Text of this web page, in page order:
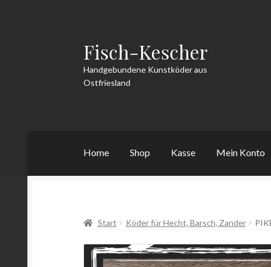
Zur
Navigation
springen
Zum
Inhalt
springen
Fisch-Kescher
Handgebundene Kunstköder aus
Ostfriesland
Home Shop Kasse Mein Konto
Vertrag widerrufenWarenkorb
Start Köder für Hecht, Barsch, Zander